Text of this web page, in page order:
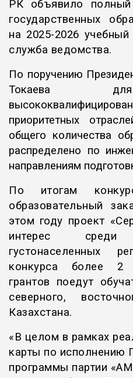
РК объявило полный
государственных
на 2025-2026
служба ведомства.
По поручению
Токаева
приоритетных
общего количества
распределено по
направлениям
По итогам
образовательный
этом году проект
интерес
густонаселенных
конкурса более 2
грантов поедут
северного,
Казахстана.
«В целом в рамках
карты по исполнению
программы партии